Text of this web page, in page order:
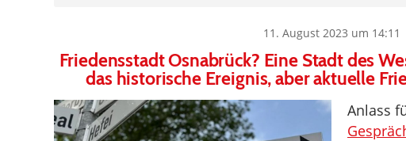
11. August 2023 um 14:11
Friedensstadt Osnabrück? Eine Stadt des
das historische Ereignis, aber aktuelle
Anlass